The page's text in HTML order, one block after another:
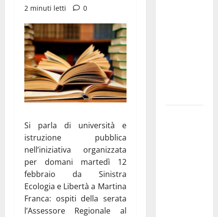
2 minuti letti
0
Si parla di università e
istruzione pubblica
nell’iniziativa organizzata
per domani martedì 12
febbraio da Sinistra
Ecologia e Libertà a Martina
Franca: ospiti della serata
l’Assessore Regionale al